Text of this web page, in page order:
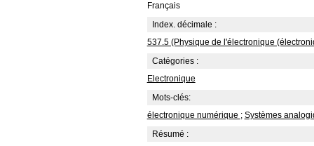
Français
Index. décimale :
537.5 (Physique de l'électronique
Catégories :
Electronique
Mots-clés:
électronique numérique ; Systèmes
Résumé :